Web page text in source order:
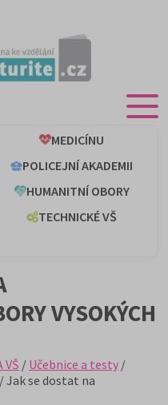
MEDICÍNU
POLICEJNÍ AKADEMII
HUMANITNÍ OBORY
TECHNICKÉ VŠ
VYSOKÝCH
VŠ / Učebnice a testy /
/ Jak se dostat na